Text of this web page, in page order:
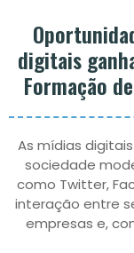
digitais
Formação
As mídias
sociedade
como Twitter,
interação entre
empresas e,